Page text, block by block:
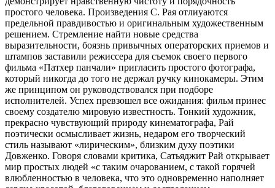
простого человека. Произведения С. Рая отлиуаются
предельной правдивостью и оригинальным художественным
решением. Стремление найти новые средства
выразительности, боязнь привычных операторских приемов и
штампов заставили режиссера для съемок своего первого
фильма «Патхер панчали» пригласить простого фотографа,
который никогда до того не держал ручку кинокамеры. Этим
же принципом он руководствовался при подборе
исполнителей. Успех превзошел все ожидания: фильм принес
своему создателю мировую известность. Тонкий художник,
прекрасно чувствующий природу кинематографа, Рай
поэтически осмысливает жизнь, недаром его творческий
стиль называют «лирическим», близким духу поэтики
Довженко. Говоря словами критика, Сатьяджит Рай открывает
мир простых людей «с таким очарованием, с такой горячей
влюбленностью в человека, что это одновременно наполняет